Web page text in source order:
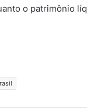
o patrimônio